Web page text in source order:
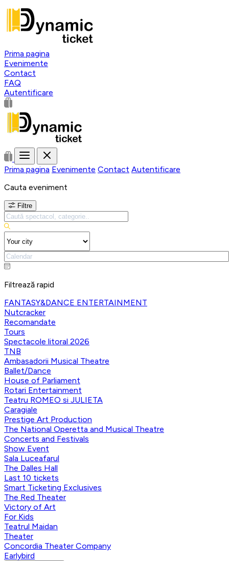
Prima pagina
Evenimente
Contact
FAQ
Autentificare
Prima pagina Evenimente Contact Autentificare
Cauta eveniment
Filtre
Filtrează rapid
FANTASY&DANCE ENTERTAINMENT
Nutcracker
Recomandate
Tours
Spectacole litoral 2026
TNB
Ambasadorii Musical Theatre
Ballet/Dance
House of Parliament
Rotari Entertainment
Teatru ROMEO si JULIETA
Caragiale
Prestige Art Production
The National Operetta and Musical Theatre
Concerts and Festivals
Show Event
Sala Luceafarul
The Dalles Hall
Last 10 tickets
Smart Ticketing Exclusives
The Red Theater
Victory of Art
For Kids
Teatrul Maidan
Theater
Concordia Theater Company
Earlybird